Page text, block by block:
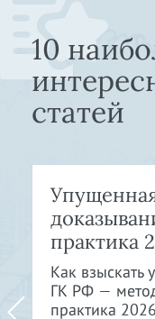
10
статей
практика
Как взыскать
ГК РФ —
практика